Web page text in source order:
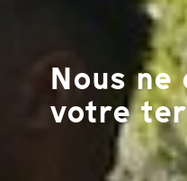
Nous
votre